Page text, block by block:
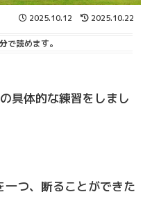
2025.10.12 2025.10.22
で読めます。
具体的な練習をしまし
つ、断ることができた